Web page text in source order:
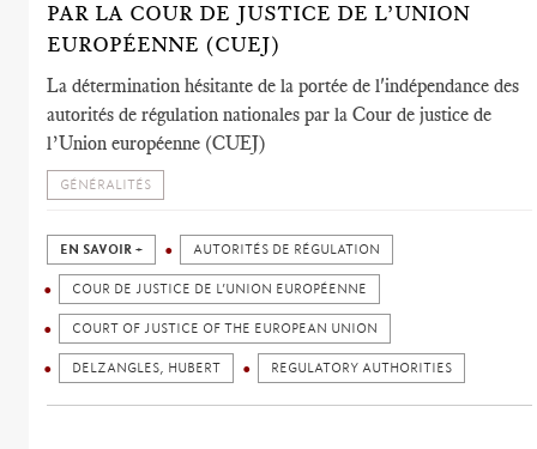
PAR LA COUR DE JUSTICE DE L’UNION
EUROPÉENNE (CUEJ)
La détermination hésitante de la portée de l'indépendance des
autorités de régulation nationales par la Cour de justice de
l’Union européenne (CUEJ)
GÉNÉRALITÉS
EN SAVOIR + AUTORITÉS DE RÉGULATION
COUR DE JUSTICE DE L’UNION EUROPÉENNE
COURT OF JUSTICE OF THE EUROPEAN UNION
DELZANGLES, HUBERT REGULATORY AUTHORITIES